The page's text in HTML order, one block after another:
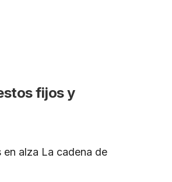
fijos y
alza La cadena de